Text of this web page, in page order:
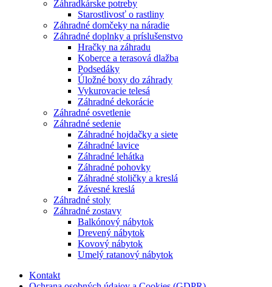
Záhradkárske potreby
Starostlivosť o rastliny
Záhradné domčeky na náradie
Záhradné doplnky a príslušenstvo
Hračky na záhradu
Koberce a terasová dlažba
Podsedáky
Úložné boxy do záhrady
Vykurovacie telesá
Záhradné dekorácie
Záhradné osvetlenie
Záhradné sedenie
Záhradné hojdačky a siete
Záhradné lavice
Záhradné lehátka
Záhradné pohovky
Záhradné stoličky a kreslá
Závesné kreslá
Záhradné stoly
Záhradné zostavy
Balkónový nábytok
Drevený nábytok
Kovový nábytok
Umelý ratanový nábytok
Kontakt